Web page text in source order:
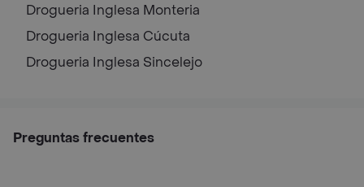
Drogueria Inglesa Monteria
Drogueria Inglesa Cúcuta
Drogueria Inglesa Sincelejo
Preguntas frecuentes